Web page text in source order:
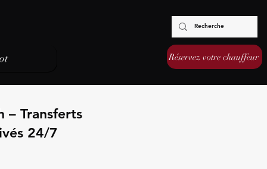
Réservez votre chauffeur
– Transferts
24/7